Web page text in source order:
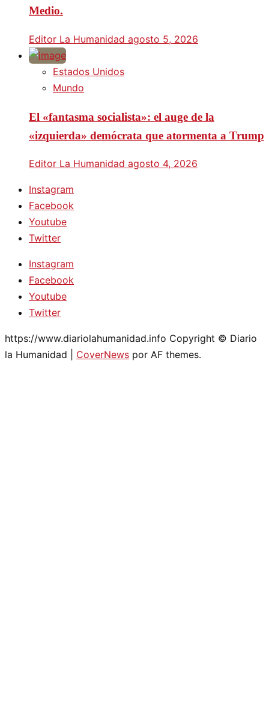
Medio.
Editor La Humanidad agosto 5, 2026
Estados Unidos
Mundo
El «fantasma socialista»: el auge de la
«izquierda» demócrata que atormenta a Trump
Editor La Humanidad agosto 4, 2026
Instagram
Facebook
Youtube
Twitter
Instagram
Facebook
Youtube
Twitter
https://www.diariolahumanidad.info Copyright © Diario
la Humanidad
CoverNews por AF themes.